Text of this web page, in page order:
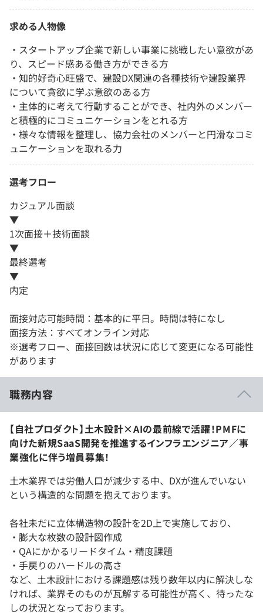
求める人物像
・スタートアップ企業で新しい事業に挑戦したい意欲があ
り、スピード感ある働き方ができる方
・知的好奇心旺盛で、建設DX関連の各種技術や建設業界
について貪欲に学ぶ意欲のある方
・主体的に考えて行動することができ、社内外のメンバー
と積極的にコミュニケーションをとれる方
・様々な情報を整理し、協力会社のメンバーと円滑なコミ
ュニケーションを取れる力
選考フロー
カジュアル面談
▼
1次面接＋技術面談
▼
最終選考
▼
内定
面接対応可能時間：基本的に平日。時間は特になし
面接方法：すべてオンライン対応
※選考フロー、面接回数は状況に応じて変更になる可能性
があります
職務内容
【自社プロダクト】土木設計×AIの最前線で活躍！PMFに
向けた新規SaaS開発を推進するインフラエンジニア／事
業強化に伴う増員募集！
土木業界では労働人口が減少する中、DXが進んでいない
という構造的な問題を抱えております。
各社未だに立体構造物の設計を2D上で実施しており、
・膨大な枚数の設計図作成
・QAにかかるリードタイム・精度課題
・手戻りのハードルの高さ
など、土木設計における課題感は残り数年以内に解決しな
ければ、業界そのものが瓦解する可能性が高く、待ったな
しの状況となっております。